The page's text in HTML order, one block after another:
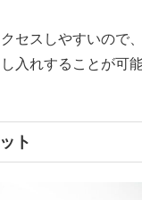
セスしやすいので
入れすることが可
ト